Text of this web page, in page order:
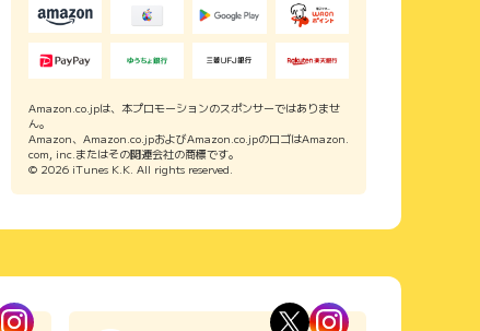
Amazon.co.jpは、本プロモーションのスポンサーではありませ
ん。
Amazon、Amazon.co.jpおよびAmazon.co.jpのロゴはAmazon.
com, inc.またはその関連会社の商標です。
© 2026 iTunes K.K. All rights reserved.